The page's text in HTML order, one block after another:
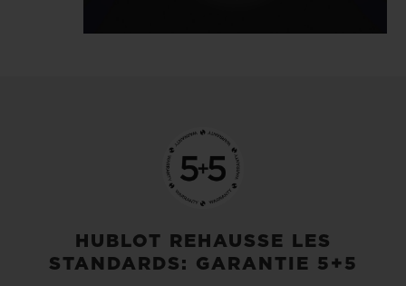
particulièrement expressif construit en
manière fluide et naturelle. La réserve de
marche est particulièrement expressive,
avec un disque à deux tons (rouge et vert),
coaxial aux heures et minutes.
HUBLOT REHAUSSE LES
STANDARDS: GARANTIE 5+5